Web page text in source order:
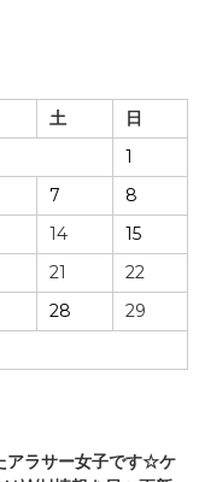
土
日
1
7
8
14
15
21
22
28
29
アラサー女子です☆ケ